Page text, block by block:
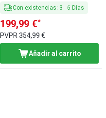
Con existencias: 3 - 6 Días
199,99 €*
PVPR354,99 €
Añadir al carrito